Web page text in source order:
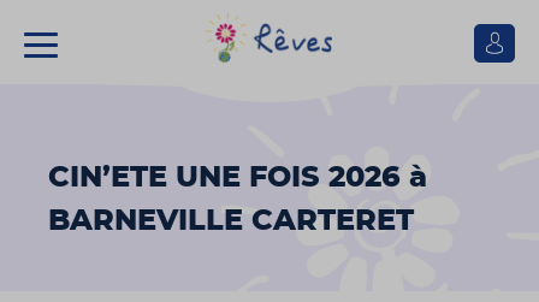
Se
CIN’ETE UNE FOIS 2026 à
BARNEVILLE CARTERET